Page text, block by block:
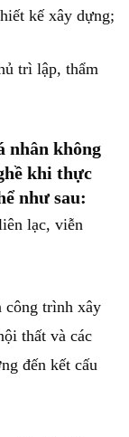
kế xây dựng;
trì lập, thẩm
nhân không
khi thực
như sau:
lạc, viễn
công trình xây
thất và các
đến kết cấu